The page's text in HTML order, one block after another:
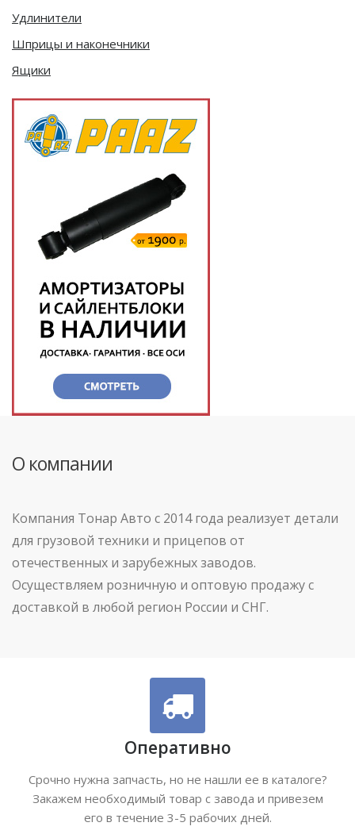
Удлинители
Шприцы и наконечники
Ящики
О компании
Компания Тонар Авто с 2014 года реализует детали
для грузовой техники и прицепов от
отечественных и зарубежных заводов.
Осуществляем розничную и оптовую продажу с
доставкой в любой регион России и СНГ.
Оперативно
Срочно нужна запчасть, но не нашли ее в каталоге?
Закажем необходимый товар с завода и привезем
его в течение 3-5 рабочих дней.